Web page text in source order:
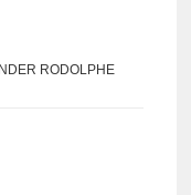
RODOLPHE